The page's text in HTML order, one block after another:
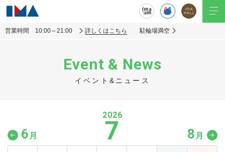
営業時間 10:00～21:00 詳しくはこちら 駐輪場満空
Event & News
イベント&ニュース
6 月
2026
7 8 月